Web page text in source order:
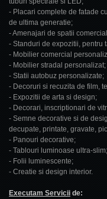
- Placari complete de fatade
de ultima generatie;
- Amenajari de spatii
- Standuri de expozitii, pentru
- Mobilier comercial
- Mobilier stradal personalizat;
- Statii autobuz personalizate;
- Decoruri si recuzita de film,
- Expozitii de arta si design;
- Decorari, inscriptionari de
- Semne decorative si de
decupate, printate, gravate,
- Panouri decorative;
- Tablouri luminoase ultra-slim;
- Folii luminescente;
- Creatie si design interior.
Executam Servicii de: